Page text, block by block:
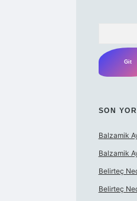
SON
Balzamik
Balzamik
Belirteç
Belirteç